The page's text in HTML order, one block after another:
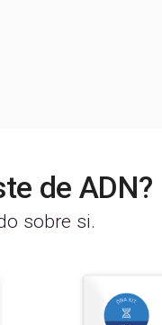
de ADN?
sobre si.